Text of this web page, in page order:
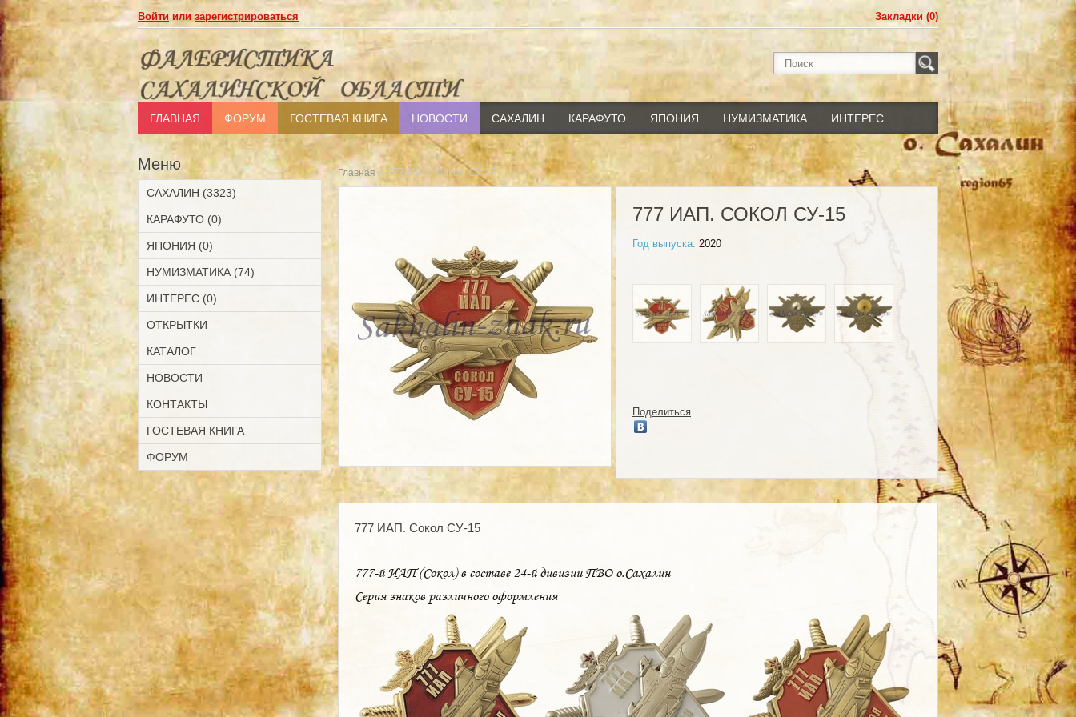
Войти илизарегистрироваться Закладки (0)
ГЛАВНАЯ ФОРУМ ГОСТЕВАЯ КНИГА НОВОСТИ САХАЛИН КАРАФУТО ЯПОНИЯ НУМИЗМАТИКА ИНТЕРЕС
Меню
САХАЛИН (3323)
КАРАФУТО (0)
ЯПОНИЯ (0)
НУМИЗМАТИКА (74)
ИНТЕРЕС (0)
ОТКРЫТКИ
КАТАЛОГ
НОВОСТИ
КОНТАКТЫ
ГОСТЕВАЯ КНИГА
ФОРУМ
Главная » 777 ИАП. Сокол СУ-15
777 ИАП. СОКОЛ СУ-15
Год выпуска: 2020
Поделиться
777 ИАП. Сокол СУ-15
777-й ИАП (Сокол) в составе 24-й дивизии ПВО о.Сахалин
Серия знаков различного оформления